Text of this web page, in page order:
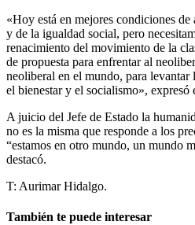
«Hoy está en mejores condiciones de
y de la igualdad social, pero
renacimiento del movimiento de la
de propuesta para enfrentar al
neoliberal en el mundo, para levantar
el bienestar y el socialismo»,
A juicio del Jefe de Estado la
no es la misma que responde a los
“estamos en otro mundo, un mundo
destacó.
T: Aurimar Hidalgo.
También te puede interesar